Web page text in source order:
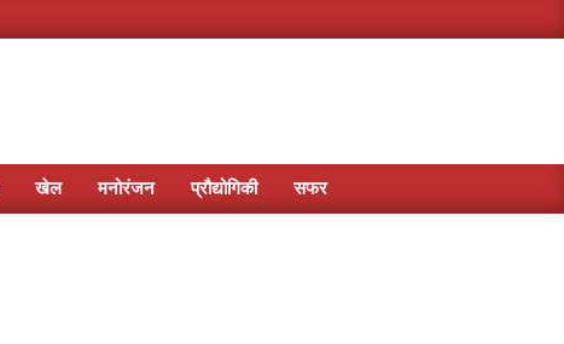
खेल मनोरंजन प्रौद्योगिकी सफर